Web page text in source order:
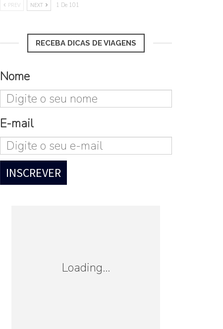
PREV NEXT 1 De 101
RECEBA DICAS DE VIAGENS
Nome
E-mail
Loading...